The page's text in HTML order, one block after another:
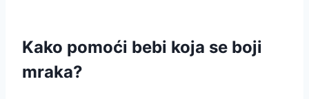
Kako pomoći bebi koja se boji
mraka?